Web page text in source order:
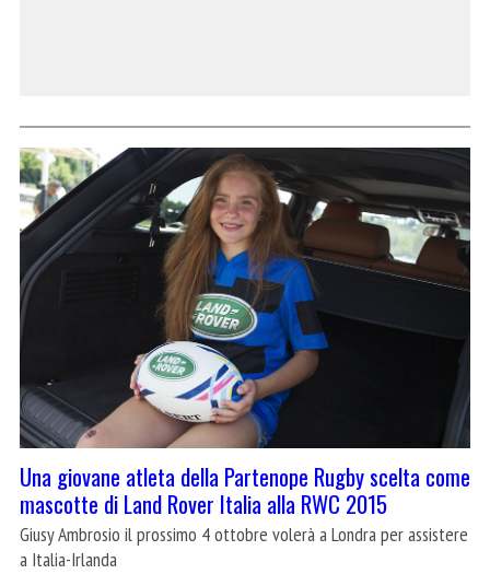
Una giovane atleta della Partenope Rugby scelta come
mascotte di Land Rover Italia alla RWC 2015
Giusy Ambrosio il prossimo 4 ottobre volerà a Londra per assistere
a Italia-Irlanda